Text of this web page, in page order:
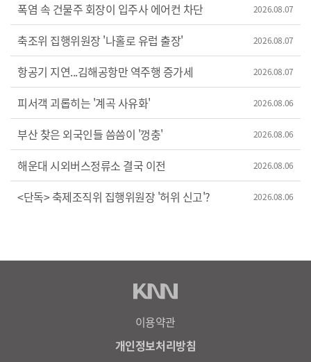
폭염 속 건물주 회장이 입주사 에어컨 차단 2026.08.07
축조위 집행위원장 '나홀로 유럽 출장' 2026.08.07
항공기 지연...김해공항만 역주행 증가세 2026.08.07
피서객 괴롭히는 '계곡 사유화' 2026.08.06
부산 찾은 외국인들 씀씀이 '껑충' 2026.08.06
해운대 시외버스정류소 결국 이전 2026.08.06
<단독> 축제조직위 집행위원장 '허위 신고'? 2026.08.06
이용약관
개인정보처리방침